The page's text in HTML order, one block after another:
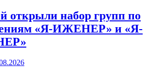
открыли набор групп по
«Я-ИЖЕНЕР» и «Я-